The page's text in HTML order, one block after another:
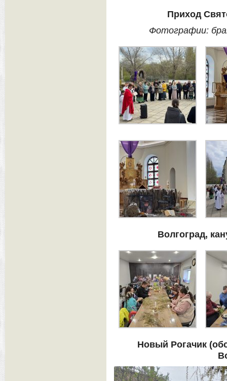
Приход
Фотографии:
Волгоград,
Новый Рогачик